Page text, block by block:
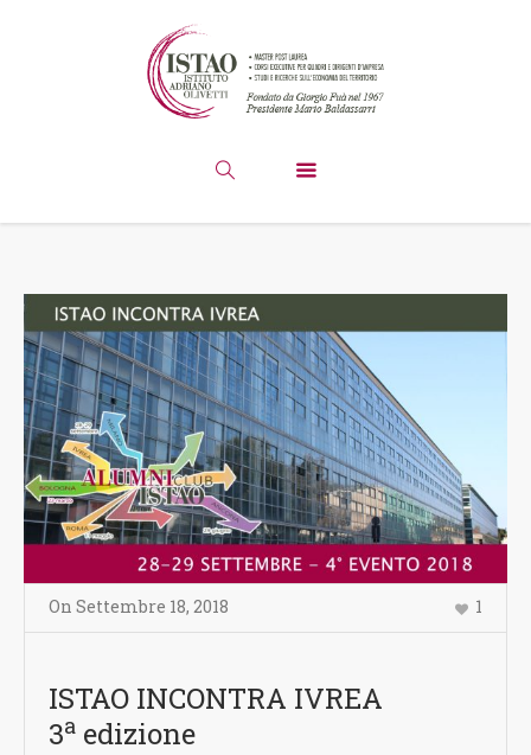
On Settembre 18, 2018 1
ISTAO INCONTRA IVREA
3aedizione